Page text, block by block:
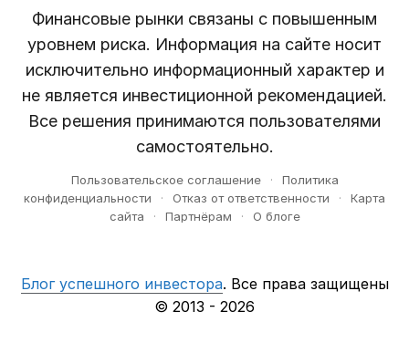
Финансовые рынки связаны с повышенным
уровнем риска. Информация на сайте носит
исключительно информационный характер и
не является инвестиционной рекомендацией.
Все решения принимаются пользователями
самостоятельно.
Пользовательское соглашение ·
Политика
конфиденциальности
· Отказ от ответственности ·
Карта
сайта
· Партнёрам · О блоге
Блог успешного инвестора. Все права защищены
© 2013 - 2026